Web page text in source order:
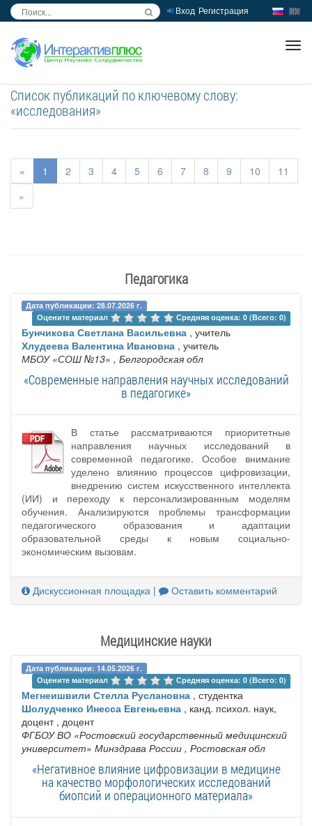
Вход Регистрация
Список публикаций по ключевому слову:
«исследования»
« 1 2 3 4 5 6 7 8 9 10
11
»
Педагогика
Дата публикации: 28.07.2026 г.
Оцените материал
Средняя оценка: 0 (Всего: 0)
Бунчикова Светлана Васильевна , учитель
Хлудеева Валентина Ивановна , учитель
МБОУ «СОШ №13» , Белгородская обл
«Современные направления научных исследований
в педагогике»
В статье рассматриваются приоритетные
направления научных исследований в
современной педагогике. Особое внимание
уделено влиянию процессов цифровизации,
внедрению систем искусственного интеллекта
(ИИ) и переходу к персонализированным моделям
обучения. Анализируются проблемы трансформации
педагогического образования и адаптации
образовательной среды к новым социально-
экономическим вызовам.
Дискуссионная площадка | Оставить комментарий
Медицинские науки
Дата публикации: 14.05.2026 г.
Оцените материал
Средняя оценка: 0 (Всего: 0)
Мегнеишвили Стелла Руслановна , студентка
Шолудченко Инесса Евгеньевна , канд. психол. наук,
доцент , доцент
ФГБОУ ВО «Ростовский государственный медицинский
университет» Минздрава России , Ростовская обл
«Негативное влияние цифровизации в медицине
на качество морфологических исследований
биопсий и операционного материала»